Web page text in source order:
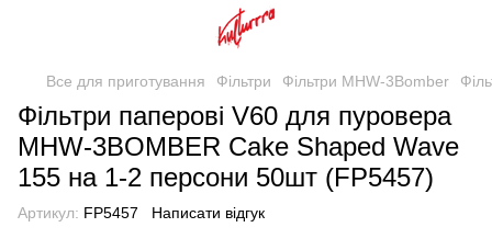
Все для приготування Фільтри Фільтри MHW-3Bomber
Фільтри паперові V60 для пуровера
MHW-3BOMBER Cake Shaped Wave
155 на 1-2 персони 50шт (FP5457)
Артикул: FP5457 Написати відгук